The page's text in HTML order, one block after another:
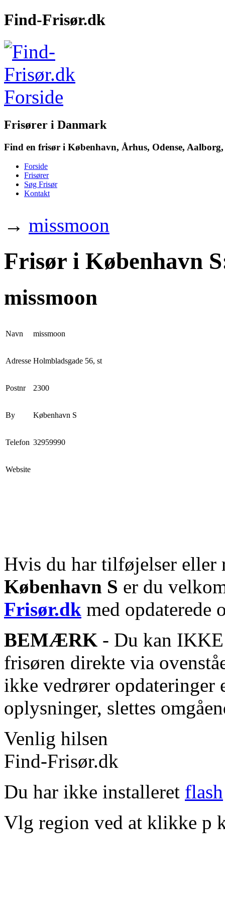
Find-Frisør.dk
Frisører i Danmark
Find en frisør i København, Århus, Odense,
Forside
Frisører
Søg Frisør
Kontakt
→ missmoon
Frisør i København
missmoon
Navn missmoon
Adresse Holmbladsgade 56, st
Postnr 2300
By København S
Telefon 32959990
Website
Hvis du har tilføjelser eller
København S er du
Frisør.dk med opdaterede
BEMÆRK - Du kan IKKE
frisøren direkte via
ikke vedrører opdateringer
oplysninger, slettes
Venlig hilsen
Find-Frisør.dk
Du har ikke installeret flash
Vlg region ved at klikke p